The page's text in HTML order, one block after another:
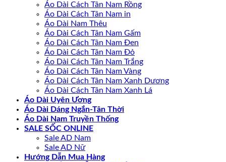
Áo Dài Cách Tân Nam Rồng
Áo Dài Cách Tân Nam in
Áo Dài Nam Thêu
Áo Dài Cách Tân Nam Gấm
Áo Dài Cách Tân Nam Đen
Áo Dài Cách Tân Nam Đỏ
Áo Dài Cách Tân Nam Trắng
Áo Dài Cách Tân Nam Vàng
Áo Dài Cách Tân Nam Xanh Dương
Áo Dài Cách Tân Nam Xanh Lá
Áo Dài Uyên Ương
Áo Dài Dáng Ngắn-Tân Thời
Áo Dài Nam Truyền Thống
SALE SỐC ONLINE
Sale AD Nam
Sale AD Nữ
Hướng Dẫn Mua Hàng